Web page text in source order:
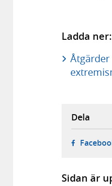
Ladda ner:
Dela
Sidan är